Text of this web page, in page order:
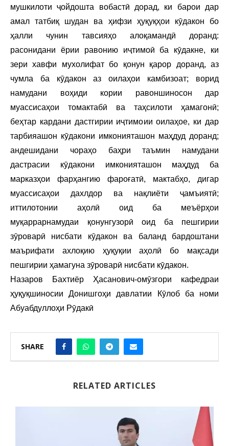
мушкилоти ҷойдошта вобастӣ дорад, ки барои дар
амал татбиқ шудан ва ҳифзи ҳуқуқҳои кӯдакон бо
ҳалли чунин тавсияҳо алоқамандӣ доранд:
расонидани ёрии равонию иҷтимоӣ ба кӯдакне, ки
зери хавфи мухолифат бо қонун қарор доранд, аз
чумла ба кӯдакон аз оилаҳои камбизоат; ворид
намудани воҳиди кории равоншиносон дар
муассисаҳои томактабӣ ва таҳсилоти ҳамагонӣ;
беҳтар кардани дастгирии иҷтимоии оилаҳое, ки дар
тарбияашон кӯдакони имконияташон маҳдуд доранд;
андешидани чораҳо баҳри таъмин намудани
дастрасии кӯдакони имконияташон маҳдуд ба
марказҳои фарҳангию фароғатӣ, мактабҳо, дигар
муассисаҳои дахлдор ва нақлиёти ҷамъиятӣ;
иттилотонии аҳолӣ оид ба меъёрҳои
муқаррарнамудаи қонунгузорӣ оид ба пешгирии
зӯроварӣ нисбати кӯдакон ва баланд бардоштани
маърифати ахлоқию ҳуқуқии аҳолӣ бо мақсади
пешгирии ҳамагуна зӯроварӣ нисбати кӯдакон.
Назаров Бахтиёр Ҳасанович-омӯзгори кафедраи
ҳуқуқшиносии Донишгоҳи давлатии Кӯлоб ба номи
Абуабдуллоҳи Рӯдакӣ
SHARE
RELATED ARTICLES